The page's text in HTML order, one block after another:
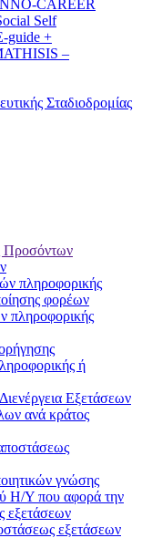
CAREER
Self
guide +
–
Σταδιοδρομίας
Προσόντων
πληροφορικής
φορέων
πληροφορικής
ή
Εξετάσεων
ανά κράτος
γνώσης
Η/Υ που αφορά την
εξετάσεων
εξετάσεων